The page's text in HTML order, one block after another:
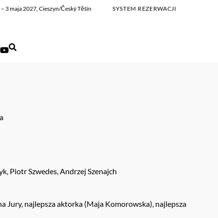
3 maja 2027, Cieszyn/Český Těšín SYSTEM REZERWACJI
Piotr Szwedes, Andrzej Szenajch
Jury, najlepsza aktorka (Maja Komorowska), najlepsza